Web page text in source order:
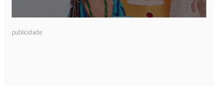
publicidade